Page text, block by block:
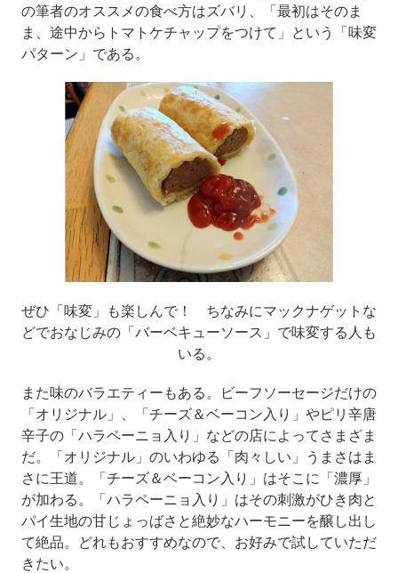
の筆者のオススメの食べ方はズバリ、「最初はそのま
ま、途中からトマトケチャップをつけて」という「味変
パターン」である。
ぜひ「味変」も楽しんで！ ちなみにマックナゲットな
どでおなじみの「バーベキューソース」で味変する人も
いる。
また味のバラエティーもある。ビーフソーセージだけの
「オリジナル」、「チーズ＆ベーコン入り」やピリ辛唐
辛子の「ハラペーニョ入り」などの店によってさまざま
だ。「オリジナル」のいわゆる「肉々しい」うまさはま
さに王道。「チーズ＆ベーコン入り」はそこに「濃厚」
が加わる。「ハラペーニョ入り」はその刺激がひき肉と
パイ生地の甘じょっばさと絶妙なハーモニーを醸し出し
て絶品。どれもおすすめなので、お好みで試していただ
きたい。